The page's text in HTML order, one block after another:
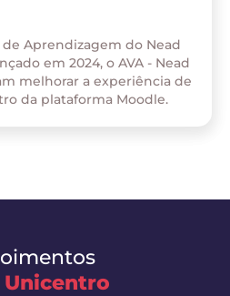
Aprendizagem do Nead
em 2024, o AVA - Nead
melhorar a experiência de
da plataforma Moodle.
Unicentro